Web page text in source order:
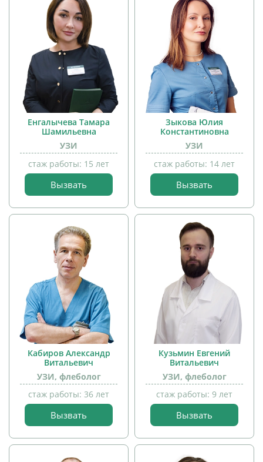
прием
детей
Енгалычева Тамара
Шамильевна
УЗИ
стаж работы: 15 лет
Вызвать
прием
детей
Зыкова Юлия
Константиновна
УЗИ
стаж работы: 14 лет
Вызвать
прием
детей
Кабиров Александр
Витальевич
УЗИ, флеболог
стаж работы: 36 лет
Вызвать
прием
детей
Кузьмин Евгений
Витальевич
УЗИ, флеболог
стаж работы: 9 лет
Вызвать